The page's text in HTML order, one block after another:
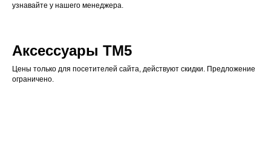
узнавайте у нашего менеджера.
Аксессуары ТМ5
Цены только для посетителей сайта, действуют скидки. Предложение
ограничено.